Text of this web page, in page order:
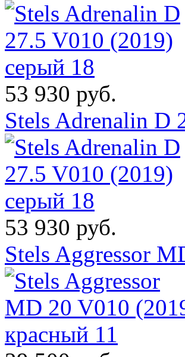
53 930 руб.
Stels Adrenalin D
53 930 руб.
Stels Aggressor